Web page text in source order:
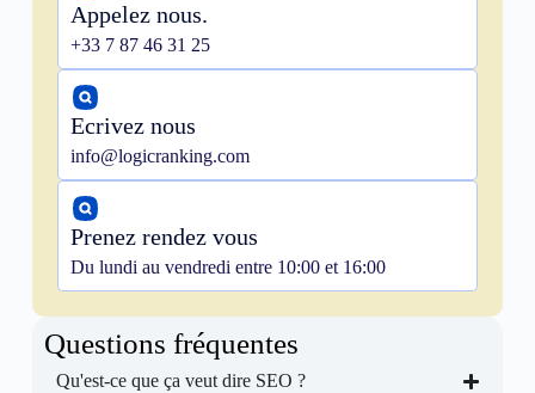
Appelez nous.
+33 7 87 46 31 25
Ecrivez nous
info@logicranking.com
Prenez rendez vous
Du lundi au vendredi entre 10:00 et 16:00
Questions fréquentes
Qu'est-ce que ça veut dire SEO ?